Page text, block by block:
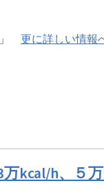
」 更に詳しい情報
kcal/h、５